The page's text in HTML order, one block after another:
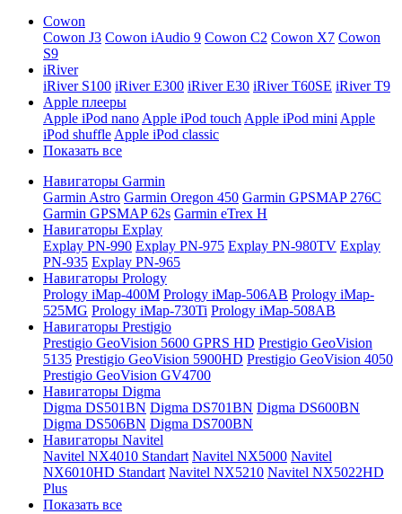
Cowon
Cowon J3 Cowon iAudio 9 Cowon C2 Cowon X7 Cowon
S9
iRiver
iRiver S100 iRiver E300 iRiver E30 iRiver T60SE iRiver T9
Apple плееры
Apple iPod nano Apple iPod touch Apple iPod mini Apple
iPod shuffle Apple iPod classic
Показать все
Навигаторы Garmin
Garmin Astro Garmin Oregon 450 Garmin GPSMAP 276C
Garmin GPSMAP 62s Garmin eTrex H
Навигаторы Explay
Explay PN-990 Explay PN-975 Explay PN-980TV Explay
PN-935 Explay PN-965
Навигаторы Prology
Prology iMap-400M Prology iMap-506AB Prology iMap-
525MG Prology iMap-730Ti Prology iMap-508AB
Навигаторы Prestigio
Prestigio GeoVision 5600 GPRS HD Prestigio GeoVision
5135 Prestigio GeoVision 5900HD Prestigio GeoVision 4050
Prestigio GeoVision GV4700
Навигаторы Digma
Digma DS501BN Digma DS701BN Digma DS600BN
Digma DS506BN Digma DS700BN
Навигаторы Navitel
Navitel NX4010 Standart Navitel NX5000 Navitel
NX6010HD Standart Navitel NX5210 Navitel NX5022HD
Plus
Показать все